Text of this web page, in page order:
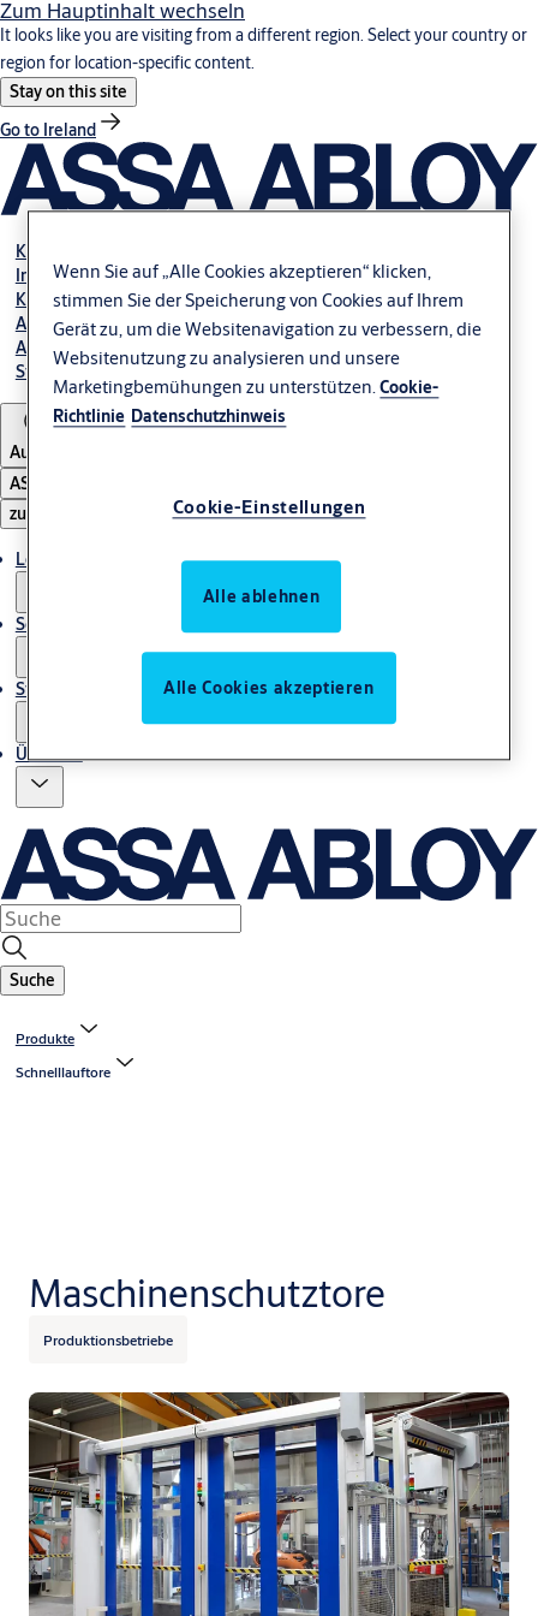
Zum Hauptinhalt wechseln
It looks like you are visiting from a different region. Select your country or
region for location-specific content.
Stay on this site
Go to Ireland
Karriere
Investoren
Kontakt
Ansprechpartner Automatiktüren
Ansprechpartner Industrietore GmbH
Störung melden
Austria
ASSA ABLOY Group
zu öffnen
Lösungen und Produkte
Service und Dienstleistungen
Storys
Über uns
Suche
Produkte
Schnelllauftore
Maschinenschutztore
Produktionsbetriebe
Wenn Sie auf „Alle Cookies akzeptieren“ klicken,
stimmen Sie der Speicherung von Cookies auf Ihrem
Gerät zu, um die Websitenavigation zu verbessern, die
Websitenutzung zu analysieren und unsere
Marketingbemühungen zu unterstützen.Cookie-
Richtlinie Datenschutzhinweis
Cookie-Einstellungen
Alle ablehnen
Alle Cookies akzeptieren